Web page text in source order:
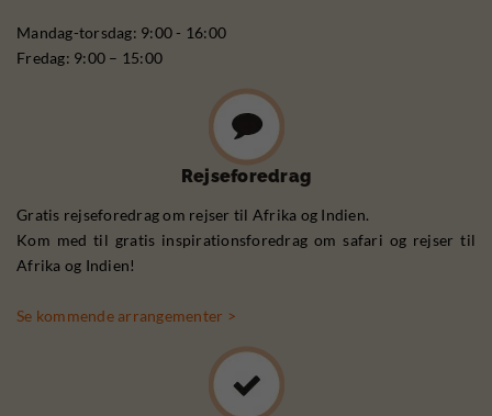
Mandag-torsdag: 9:00 - 16:00
Fredag: 9:00 – 15:00
Rejseforedrag
Gratis rejseforedrag om rejser til Afrika og Indien.
Kom med til gratis inspirationsforedrag om safari og rejser til
Afrika og Indien!
Se kommende arrangementer >